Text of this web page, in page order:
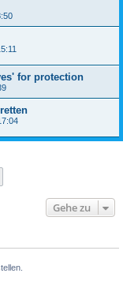
for protection
Gehe zu